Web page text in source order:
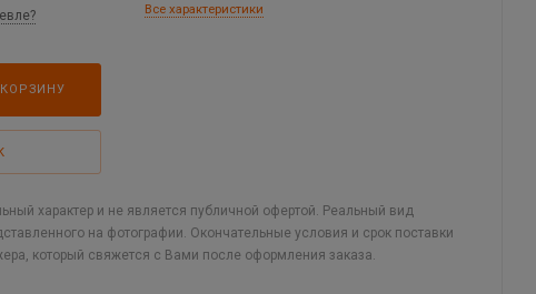
КОРЗИНУ
Все характеристики
характер и не является публичной офертой. Реальный вид
на фотографии. Окончательные условия и срок поставки
который свяжется с Вами после оформления заказа.